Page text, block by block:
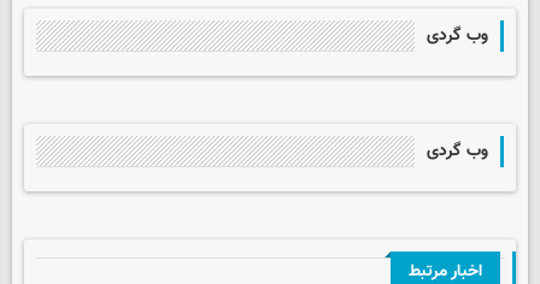
وب گردی
وب گردی
اخبار مرتبط